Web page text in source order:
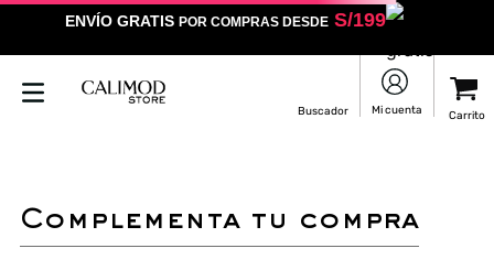
ENVÍO GRATIS POR COMPRAS DESDES/199
complementa tu compra